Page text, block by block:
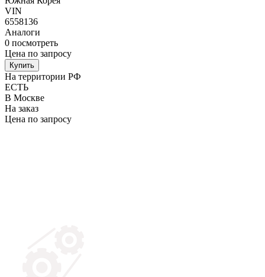
VIN
6558136
Аналоги
0 посмотреть
Цена по запросу
Купить
На территории РФ
ЕСТЬ
В Москве
На заказ
Цена по запросу